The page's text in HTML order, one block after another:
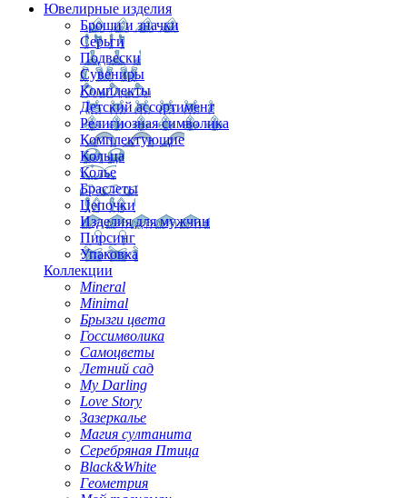
Ювелирные изделия
Броши и значки
Серьги
Подвески
Сувениры
Комплекты
Детский ассортимент
Религиозная символика
Комплектующие
Кольца
Колье
Браслеты
Цепочки
Изделия для мужчин
Пирсинг
Упаковка
Коллекции
Mineral
Minimal
Брызги цвета
Госсимволика
Самоцветы
Летний сад
My Darling
Love Story
Зазеркалье
Магия султанита
Серебряная Птица
Black&White
Геометрия